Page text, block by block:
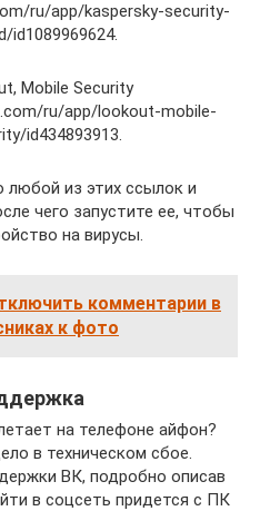
ru/app/kaspersky-security-
id1089969624.
Mobile Security
ru/app/lookout-mobile-
id434893913.
из этих ссылок и
чего запустите ее, чтобы
на вирусы.
комментарии в
к фото
на телефоне айфон?
в техническом сбое.
ВК, подробно описав
в соцсеть придется с ПК